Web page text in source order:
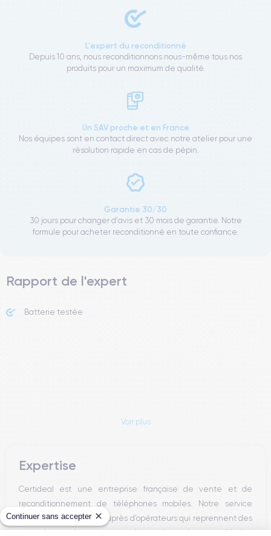
Continuer sans accepter
L'expert du reconditionné
Depuis 10 ans, nous reconditionnons nous-même tous nos
produits pour un maximum de qualité.
Un SAV proche et en France
Nos équipes sont en contact direct avec notre atelier pour une
résolution rapide en cas de pépin.
Garantie 30/30
30 jours pour changer d'avis et 30 mois de garantie. Notre
formule pour acheter reconditionné en toute confiance.
Rapport de l'expert
Batterie testée
Voir plus
Expertise
Certideal est une entreprise française de vente et de
reconditionnement de téléphones mobiles. Notre service
achat s’approvisionne auprès d’opérateurs qui reprennent des
smartphones n’ayant connu qu’un seul et unique propriétaire.